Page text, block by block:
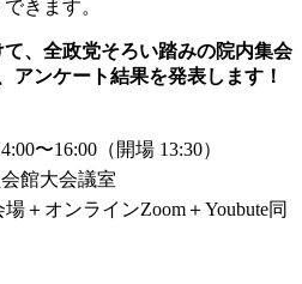
きます。
、全政党そろい踏みの院内集会
アンケート結果を発表します！
〜16:00（開場 13:30）
館大会議室
＋オンラインZoom＋Youbute同